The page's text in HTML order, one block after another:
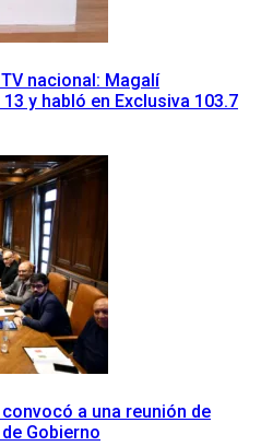
nacional: Magalí
y habló en Exclusiva 103.7
a una reunión de
Gobierno